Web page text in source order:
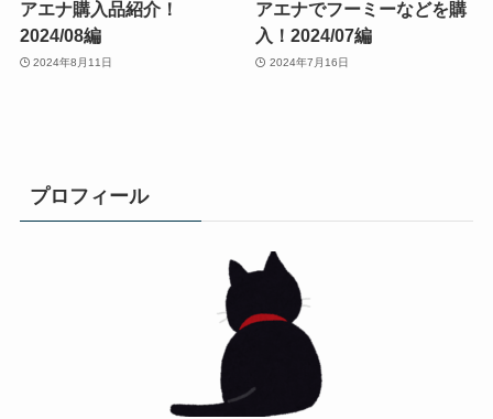
アエナ購入品紹介！
2024/08編
2024年8月11日
アエナでフーミーなどを購
入！2024/07編
2024年7月16日
プロフィール